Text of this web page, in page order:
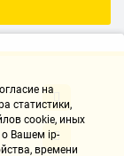
на
статистики,
cookie, иных
о Вашем ip-
времени